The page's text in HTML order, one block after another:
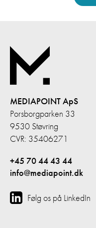
MEDIAPOINT ApS
Porsborgparken 33
9530 Støvring
CVR: 35406271
+45 70 44 43 44
info@mediapoint.dk
Følg os på LinkedIn